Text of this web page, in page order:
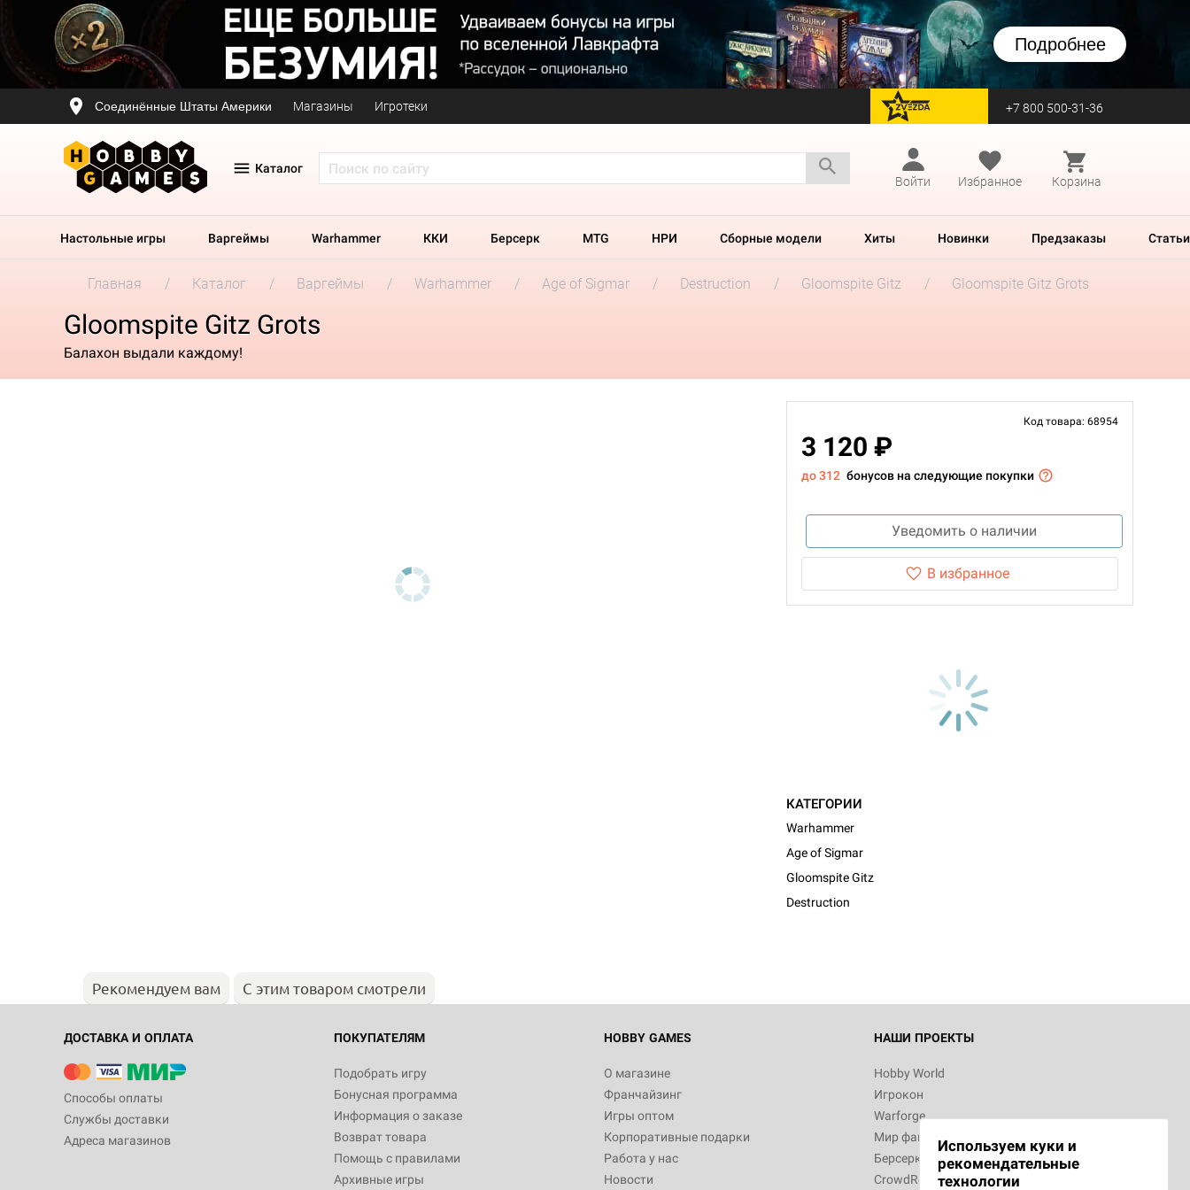
Подробнее
Соединённые Штаты Америки Магазины Игротеки перейти на Zvezda +7 800 500-31-36
Каталог
Войти
Избранное Корзина
Настольные игры Варгеймы Warhammer ККИ Берсерк MTG НРИ Сборные модели Хиты Новинки Предзаказы Статьи
Главная Каталог Варгеймы Warhammer Age of Sigmar Destruction Gloomspite Gitz Gloomspite Gitz Grots
Gloomspite Gitz Grots
Балахон выдали каждому!
Код товара: 68954
3 120 ₽
до 312 бонусов на следующие покупки
Уведомить о наличии
В избранное
КАТЕГОРИИ
Warhammer
Age of Sigmar
Gloomspite Gitz
Destruction
Рекомендуем вам С этим товаром смотрели
ДОСТАВКА И ОПЛАТА
Способы оплаты
Службы доставки
Адреса магазинов
ПОКУПАТЕЛЯМ
Подобрать игру
Бонусная программа
Информация о заказе
Возврат товара
Помощь с правилами
Архивные игры
HOBBY GAMES
О магазине
Франчайзинг
Игры оптом
Корпоративные подарки
Работа у нас
Новости
НАШИ ПРОЕКТЫ
Hobby World
Игрокон
Warforge
Мир фантастики
Берсерк
CrowdRepublic
Используем куки и
рекомендательные
технологии